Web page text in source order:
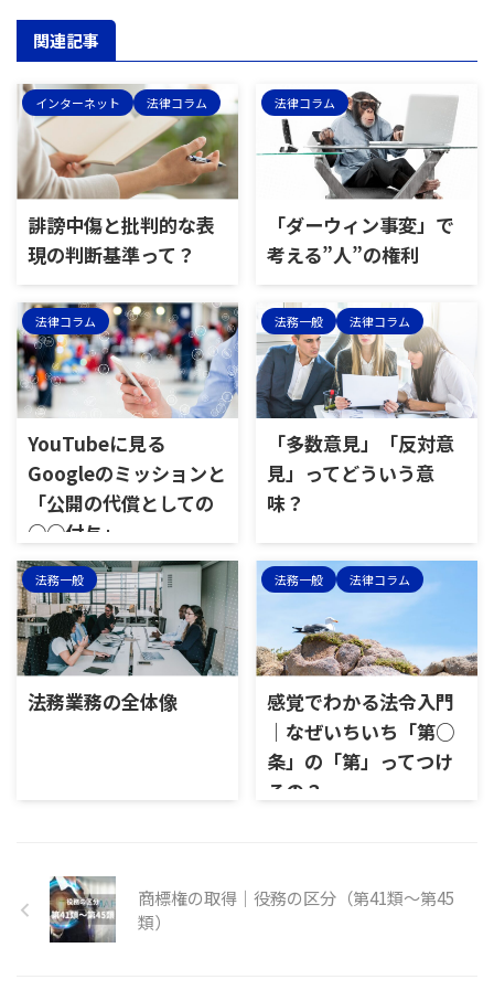
関連記事
インターネット 法律コラム
誹謗中傷と批判的な表
現の判断基準って？
法律コラム
「ダーウィン事変」で
考える”人”の権利
法律コラム
YouTubeに見る
Googleのミッションと
「公開の代償としての
○○付与」
法務一般 法律コラム
「多数意見」「反対意
見」ってどういう意
味？
法務一般
法務業務の全体像
法務一般 法律コラム
感覚でわかる法令入門
｜なぜいちいち「第○
条」の「第」ってつけ
るの？
商標権の取得｜役務の区分（第41類～第45
類）